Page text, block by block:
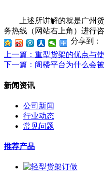
上述所讲解的就是广州货
务热线（网站右上角）进行
分享到：
上一篇 ：重型货架的优点与
下一篇 ：阁楼平台为什么会
新闻资讯
公司新闻
行业动态
常见问题
推荐产品